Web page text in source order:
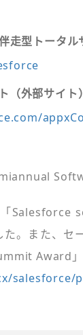
型トータル
外部サイト）
Salesforce
。また、セ
Award」
salesforce/